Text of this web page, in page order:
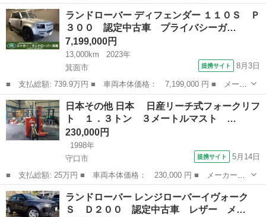
ー名： 日野 ■ 車種名： リエッセII ■ グレード名： ＧＸ スイ
ング自動ドア・後席モニター・冷蔵庫・２９人乗 ■ 排気量： 400...
大阪 門真市 その他
ランドローバー ディフェンダー １１０Ｓ Ｐ
３００ 認定中古車 プライバシーガ…
7,199,000円
13,000km
2023年
箕面市
提携サイト 8月3日
■ 支払総額: 739.9万円 ■ 車両本体価格： 7,199,000 円 ■ メーカ
ー名： ランドローバー ■ 車種名： ディフェンダー ■ グレード
名： １１０Ｓ Ｐ３００ 認定中古車 プライバシーガラス １９
インチＡ...
大阪 箕面市 その他
日本その他 日本 日産リーチ式フォークリフ
ト １．３トン ３メートルマスト …
230,000円
1998年
守口市
提携サイト 5月14日
■ 支払総額: 25万円 ■ 車両本体価格： 230,000 円 ■ メーカー
名： 日本その他 ■ 車種名： 日本 ■ グレード名： 日産リー
チ式フォークリフト １．３トン ３メートルマスト アワー３７５
７時間 ■ 排気...
大阪 守口市 その他
ランドローバー レンジローバーイヴォーク
Ｓ Ｄ２００ 認定中古車 レザー メ…